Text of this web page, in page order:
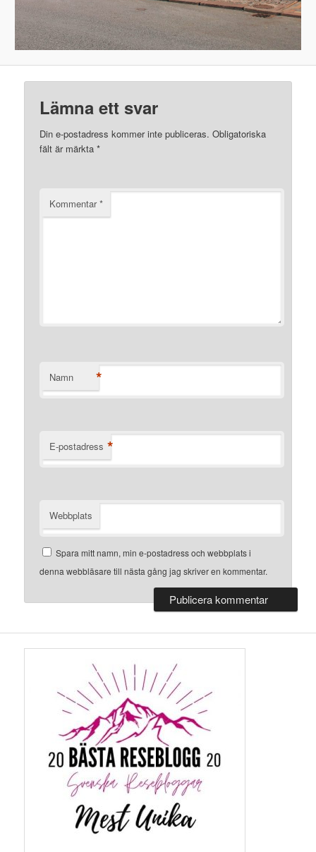
Lämna ett svar
Din e-postadress kommer inte publiceras. Obligatoriska
fält är märkta*
Kommentar*
Namn *
E-postadress *
Webbplats
Spara mitt namn, min e-postadress och webbplats i
denna webbläsare till nästa gång jag skriver en kommentar.